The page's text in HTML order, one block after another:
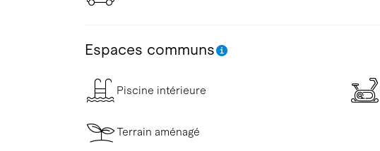
Espaces communs
Piscine intérieure
Terrain aménagé